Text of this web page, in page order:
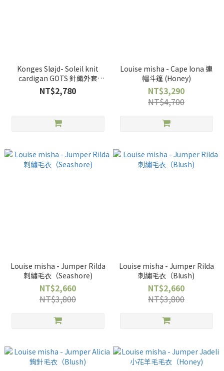
Konges Sløjd- Soleil knit
cardigan GOTS 針織外套
（粉）
NT$2,780
Louise misha - Cape Iona 連
帽斗篷 (Honey)
NT$3,290
NT$4,700
Louise misha - Jumper Rilda
刺繡毛衣（Seashore)
NT$2,660
NT$3,800
Louise misha - Jumper Rilda
刺繡毛衣（Blush)
NT$2,660
NT$3,800